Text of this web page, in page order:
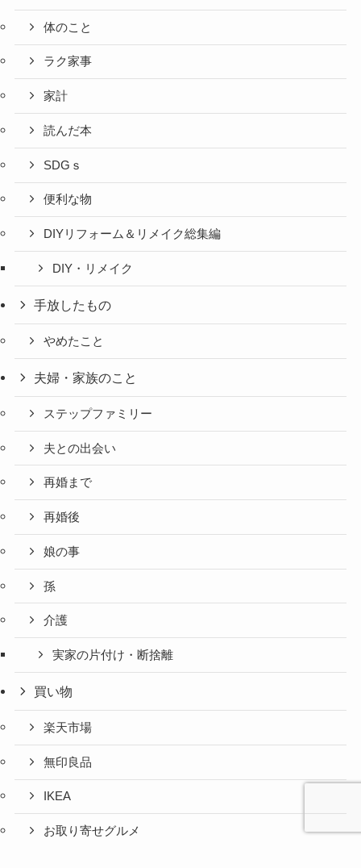
体のこと
ラク家事
家計
読んだ本
SDGｓ
便利な物
DIYリフォーム＆リメイク総集編
DIY・リメイク
手放したもの
やめたこと
夫婦・家族のこと
ステップファミリー
夫との出会い
再婚まで
再婚後
娘の事
孫
介護
実家の片付け・断捨離
買い物
楽天市場
無印良品
IKEA
お取り寄せグルメ